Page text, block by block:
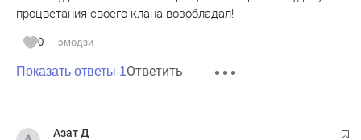
процветания своего клана возобладал!
0 эмодзи
Показать ответы 1Ответить
Азат Д